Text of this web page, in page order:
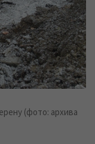
(фото: архива